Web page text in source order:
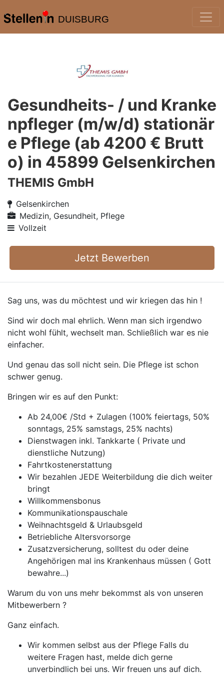
DUISBURG
Gesundheits- / und Kranke
npfleger (m/w/d) stationär
e Pflege (ab 4200 € Brutt
o) in 45899 Gelsenkirchen
THEMIS GmbH
Gelsenkirchen
Medizin, Gesundheit, Pflege
Vollzeit
Jetzt Bewerben
Sag uns, was du möchtest und wir kriegen das hin !
Sind wir doch mal ehrlich. Wenn man sich irgendwo
nicht wohl fühlt, wechselt man. Schließlich war es nie
einfacher.
Und genau das soll nicht sein. Die Pflege ist schon
schwer genug.
Bringen wir es auf den Punkt:
Ab 24,00€ /Std + Zulagen (100% feiertags, 50%
sonntags, 25% samstags, 25% nachts)
Dienstwagen inkl. Tankkarte ( Private und
dienstliche Nutzung)
Fahrtkostenerstattung
Wir bezahlen JEDE Weiterbildung die dich weiter
bringt
Willkommensbonus
Kommunikationspauschale
Weihnachtsgeld & Urlaubsgeld
Betriebliche Altersvorsorge
Zusatzversicherung, solltest du oder deine
Angehörigen mal ins Krankenhaus müssen ( Gott
bewahre...)
Warum du von uns mehr bekommst als von unseren
Mitbewerbern ?
Ganz einfach.
Wir kommen selbst aus der Pflege Falls du
weitere Fragen hast, melde dich gerne
unverbindlich bei uns. Wir freuen uns auf dich.